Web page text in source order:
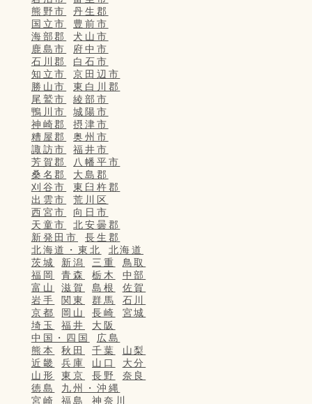
熊野市
丹生郡
国立市
豊前市
海部郡
犬山市
鹿島市
府中市
石川郡
白石市
知立市
京田辺市
勝山市
東白川郡
尾鷲市
綾部市
鴨川市
城陽市
神崎郡
摂津市
糟屋郡
奥州市
諏訪市
福井市
芳賀郡
八幡平市
桑名郡
大島郡
刈谷市
東臼杵郡
出雲市
荒川区
西宮市
向日市
天童市
北安曇郡
新発田市
長生郡
北海道・東北
北海道
茨城
新潟 三重
鳥取
福岡
青森 栃木
中部
富山
滋賀 島根
佐賀
岩手
関東 群馬
石川
京都
岡山 長崎
宮城
埼玉
福井
大阪
中国・四国
広島
熊本
秋田 千葉
山梨
近畿
兵庫 山口
大分
山形
東京 長野
奈良
徳島
九州・沖縄
宮崎
福島 神奈川